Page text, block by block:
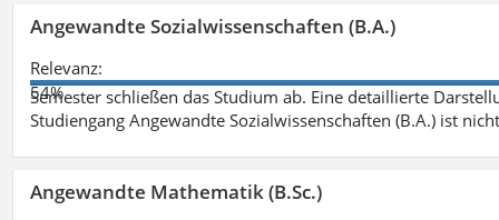
Angewandte Sozialwissenschaften (B.A.)
Relevanz:
54%
Semester schließen das Studium ab. Eine detaillierte
Studiengang Angewandte Sozialwissenschaften (B.A.) ist
Angewandte Mathematik (B.Sc.)